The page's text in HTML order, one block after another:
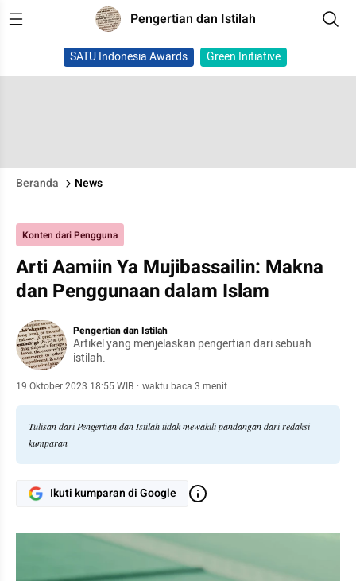
Pengertian dan Istilah
SATU Indonesia Awards Green Initiative
Beranda News
Konten dari Pengguna
Arti Aamiin Ya Mujibassailin: Makna
dan Penggunaan dalam Islam
Pengertian dan Istilah
Artikel yang menjelaskan pengertian dari sebuah
istilah.
19 Oktober 2023 18:55 WIB · waktu baca 3 menit
Tulisan dari Pengertian dan Istilah tidak mewakili pandangan dari redaksi
kumparan
Ikuti kumparan di Google